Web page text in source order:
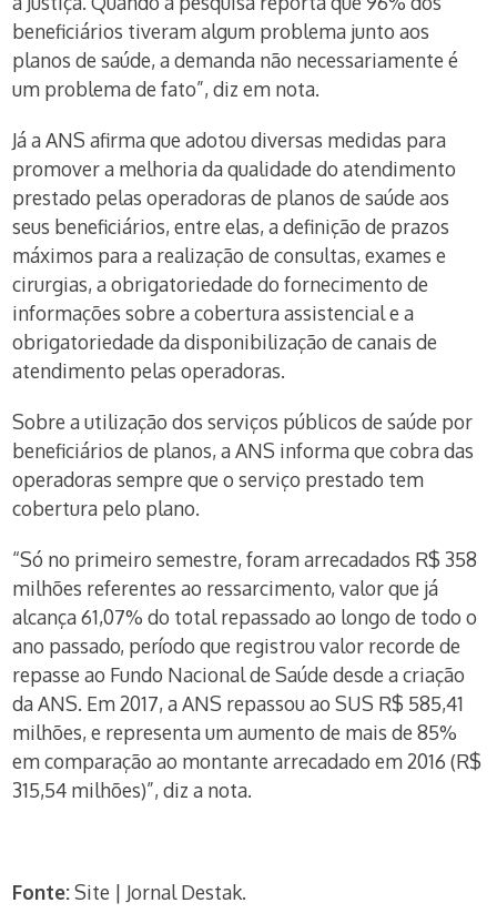
beneficiários tiveram algum problema junto aos
planos de saúde, a demanda não necessariamente é
um problema de fato”, diz em nota.
Já a ANS afirma que adotou diversas medidas para
promover a melhoria da qualidade do atendimento
prestado pelas operadoras de planos de saúde aos
seus beneficiários, entre elas, a definição de prazos
máximos para a realização de consultas, exames e
cirurgias, a obrigatoriedade do fornecimento de
informações sobre a cobertura assistencial e a
obrigatoriedade da disponibilização de canais de
atendimento pelas operadoras.
Sobre a utilização dos serviços públicos de saúde por
beneficiários de planos, a ANS informa que cobra das
operadoras sempre que o serviço prestado tem
cobertura pelo plano.
“Só no primeiro semestre, foram arrecadados R$ 358
milhões referentes ao ressarcimento, valor que já
alcança 61,07% do total repassado ao longo de todo o
ano passado, período que registrou valor recorde de
repasse ao Fundo Nacional de Saúde desde a criação
da ANS. Em 2017, a ANS repassou ao SUS R$ 585,41
milhões, e representa um aumento de mais de 85%
em comparação ao montante arrecadado em 2016 (R$
315,54 milhões)”, diz a nota.
Fonte:Site | Jornal Destak.